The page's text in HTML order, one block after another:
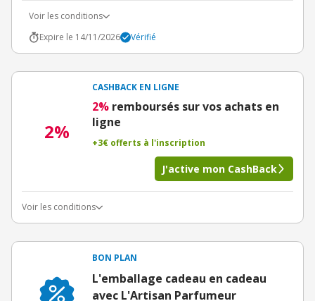
Voir les conditions
Expire le 14/11/2026
Vérifié
2%
CASHBACK EN LIGNE
2% remboursés sur vos achats en
ligne
+3€ offerts à l'inscription
J'active mon CashBack
Voir les conditions
BON PLAN
L'emballage cadeau en cadeau
avec L'Artisan Parfumeur